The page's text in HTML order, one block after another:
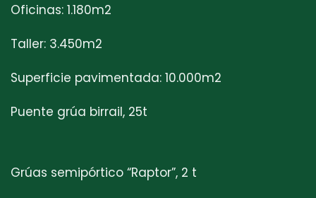
Oficinas: 1.180m2
Taller: 3.450m2
Superficie pavimentada: 10.000m2
Puente grúa birrail, 25t
Grúas semipórtico “Raptor”, 2 t